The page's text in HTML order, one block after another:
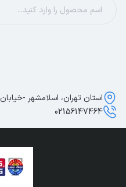
استان تهران، اسلامشهر -
02156147464